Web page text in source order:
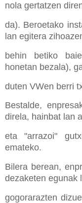
nola gertatzen
da). Beroetako
lan egitera
behin betiko
honetan bezala),
duten VWen berri
Bestalde,
direla, hainbat lan
eta "arrazoi"
emateko.
Bilera berean,
dezaketen egunak
gogorarazten